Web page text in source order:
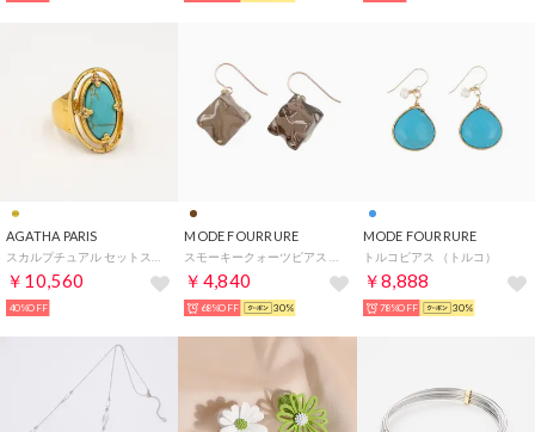
AGATHA PARIS
￥10,560
40%OFF
MODE FOURRURE
￥4,840
68%OFF 30%
MODE FOURRURE
トルコピアス （トルコ）
￥8,888
78%OFF 30%